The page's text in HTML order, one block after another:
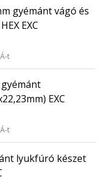
gyémánt vágó és
EXC
t
EXC
t
lyukfúró készet